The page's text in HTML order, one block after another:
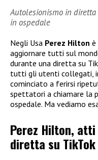
Autolesionismo in diretta
in ospedale
Negli Usa Perez Hilton è
aggiornare tutti sul
durante una diretta su
tutti gli utenti collegati,
cominciato a ferirsi
spettatori a chiamare la
ospedale. Ma vediamo
Perez Hilton,
diretta su TikTok